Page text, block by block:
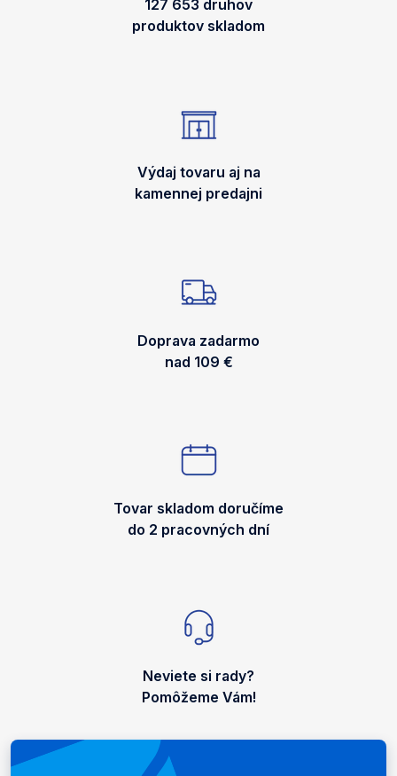
127 653 druhov
produktov skladom
Výdaj tovaru aj na
kamennej predajni
Doprava zadarmo
nad 109 €
Tovar skladom doručíme
do 2 pracovných dní
Neviete si rady?
Pomôžeme Vám!